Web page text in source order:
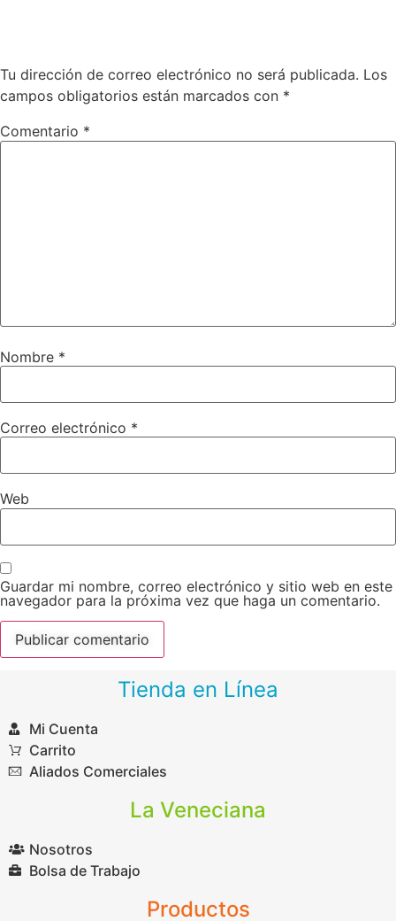
Tu dirección de correo electrónico no será publicada. Los
campos obligatorios están marcados con *
Comentario *
Nombre *
Correo electrónico *
Web
Guardar mi nombre, correo electrónico y sitio web en este
navegador para la próxima vez que haga un comentario.
Tienda en Línea
Mi Cuenta
Carrito
Aliados Comerciales
La Veneciana
Nosotros
Bolsa de Trabajo
Productos